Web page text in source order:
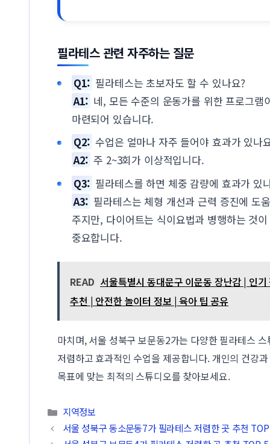
필라테스 관련 자주하는 질문
Q1: 필라테스는 초보자도 할 수 있나요?
A1: 네, 모든 수준의 운동가를 위한 프로그램
마련되어 있습니다.
Q2: 수업은 얼마나 자주 들어야 효과가 있나
A2: 주 2~3회가 이상적입니다.
Q3: 필라테스를 하면 체중 감량에 효과가 있
A3: 필라테스는 체형 개선과 근력 증진에 도
주지만, 다이어트는 식이요법과 병행하는 것이
중요합니다.
READ 서울특별시 동대문구 이문동 장난감 | 인기
추천 | 안전한 놀이터 정보 | 육아 팁 공유
마치며, 서울 성북구 보문동2가는 다양한 필라테스
저렴하고 효과적인 수업을 제공합니다. 개인의 건강
목표에 맞는 최적의 스튜디오를 찾아보세요.
카테고리
지역정보
서울 성북구 동소문동7가 필라테스 저렴한 곳 추천